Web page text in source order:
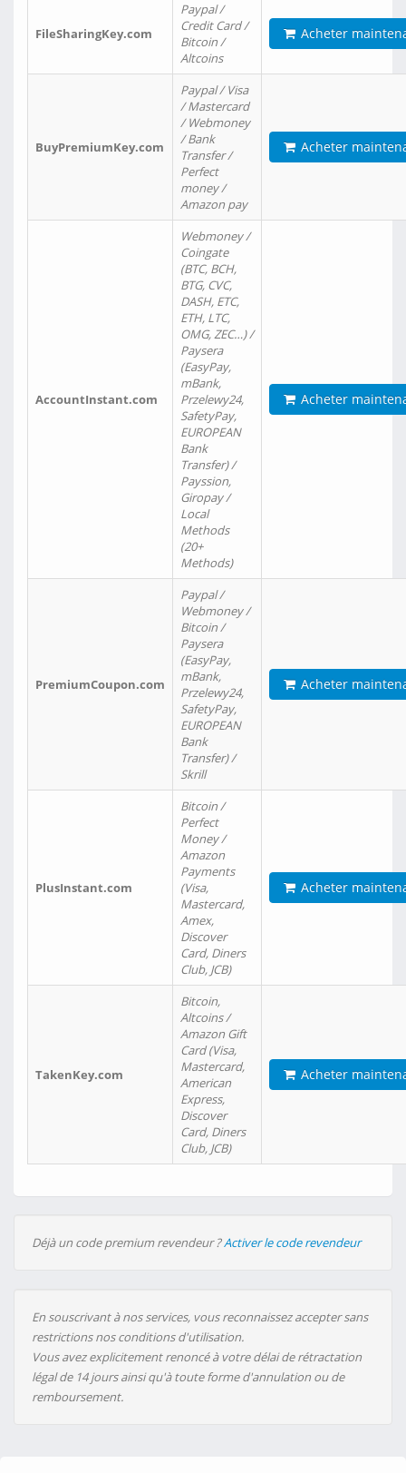
FileSharingKey.com
Paypal /
Credit Card /
Bitcoin /
Altcoins
Acheter
BuyPremiumKey.com
Paypal / Visa
/ Mastercard
/ Webmoney
/ Bank
Transfer /
Perfect
money /
Amazon pay
Acheter
AccountInstant.com
Webmoney /
Coingate
(BTC, BCH,
BTG, CVC,
DASH, ETC,
ETH, LTC,
OMG, ZEC…) /
Paysera
(EasyPay,
mBank,
Przelewy24,
SafetyPay,
EUROPEAN
Bank
Transfer) /
Payssion,
Giropay /
Local
Methods
(20+
Methods)
Acheter
PremiumCoupon.com
Paypal /
Webmoney /
Bitcoin /
Paysera
(EasyPay,
mBank,
Przelewy24,
SafetyPay,
EUROPEAN
Bank
Transfer) /
Skrill
Acheter
PlusInstant.com
Bitcoin /
Perfect
Money /
Amazon
Payments
(Visa,
Mastercard,
Amex,
Discover
Card, Diners
Club, JCB)
Acheter
TakenKey.com
Bitcoin,
Altcoins /
Amazon Gift
Card (Visa,
Mastercard,
American
Express,
Discover
Card, Diners
Club, JCB)
Acheter
Déjà un code premium revendeur ?Activer le code revendeur
En souscrivant à nos services, vous reconnaissez accepter sans
restrictions nos conditions d'utilisation.
Vous avez explicitement renoncé à votre délai de rétractation
légal de 14 jours ainsi qu'à toute forme d'annulation ou de
remboursement.